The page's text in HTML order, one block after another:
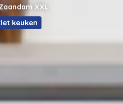
XXL
keuken